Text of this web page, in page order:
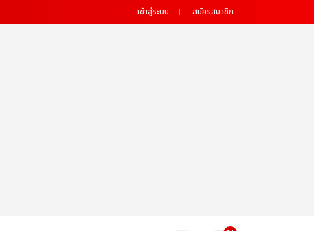
เข้าสู่ระบบ สมัครสมาชิก